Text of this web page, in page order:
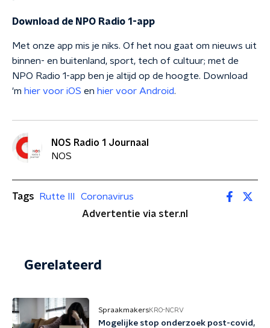
Download de NPO Radio 1-app
Met onze app mis je niks. Of het nou gaat om nieuws uit
binnen- en buitenland, sport, tech of cultuur; met de
NPO Radio 1-app ben je altijd op de hoogte. Download
'm hier voor iOS en hier voor Android.
NOS Radio 1 Journaal
NOS
Tags Rutte III
Coronavirus
Advertentie via ster.nl
Gerelateerd
SpraakmakersKRO-NCRV
Mogelijke stop onderzoek post-covid,